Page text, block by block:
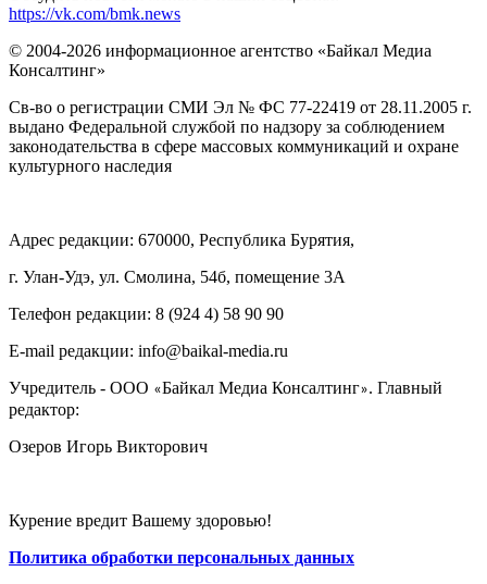
https://vk.com/bmk.news
© 2004-2026 информационное агентство «Байкал Медиа
Консалтинг»
Св-во о регистрации СМИ Эл № ФС 77-22419 от 28.11.2005 г.
выдано Федеральной службой по надзору за соблюдением
законодательства в сфере массовых коммуникаций и охране
культурного наследия
Адрес редакции: 670000, Республика Бурятия,
г. Улан-Удэ, ул. Смолина, 54б, помещение 3А
Телефон редакции: ‎‎8 (924 4) 58 90 90
E-mail редакции: info@baikal-media.ru
Учредитель - ООО «Байкал Медиа Консалтинг». Главный
редактор:
Озеров Игорь Викторович
Курение вредит Вашему здоровью!
Политика обработки персональных данных